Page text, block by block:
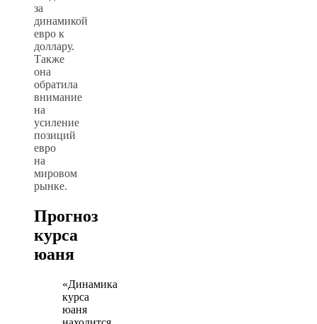
за
динамикой
евро к
доллару.
Также
она
обратила
внимание
на
усиление
позиций
евро
на
мировом
рынке.
Прогноз
курса
юаня
«Динамика
курса
юаня